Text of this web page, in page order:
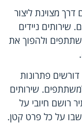
מצוינת ליצור
ניידים
ולהפוך את
פתרונות
שירותים
רושם חיובי על
על כל פרט קטן.